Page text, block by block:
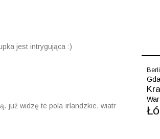
jest intrygująca :)
już widzę te pola irlandzkie, wiatr